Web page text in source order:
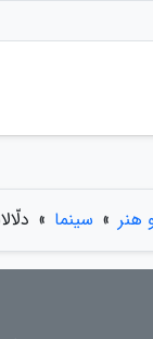
هنر » سینما »